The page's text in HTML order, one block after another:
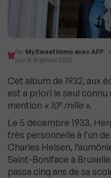
Par MySweetImmo avec AFP ,
jour le 16 janvier 2025
Cet album de 1932, aux
est a priori le seul connu
mention « 10emille ».
Le 5 décembre 1933,
très personnelle à l’un
Charles Helsen,
Saint-Boniface à
passa cinq ans de sa